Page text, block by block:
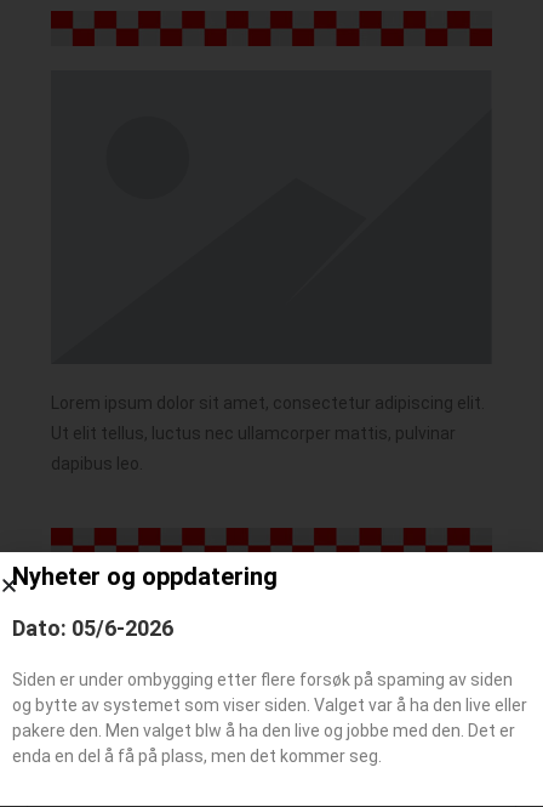
Lorem ipsum dolor sit amet, consectetur adipiscing elit.
Ut elit tellus, luctus nec ullamcorper mattis, pulvinar
dapibus leo.
Legg igjen en kommentar
Nyheter og oppdatering
Dato: 05/6-2026
Siden er under ombygging etter flere forsøk på spaming av siden
og bytte av systemet som viser siden. Valget var å ha den live eller
pakere den. Men valget blw å ha den live og jobbe med den. Det er
enda en del å få på plass, men det kommer seg.